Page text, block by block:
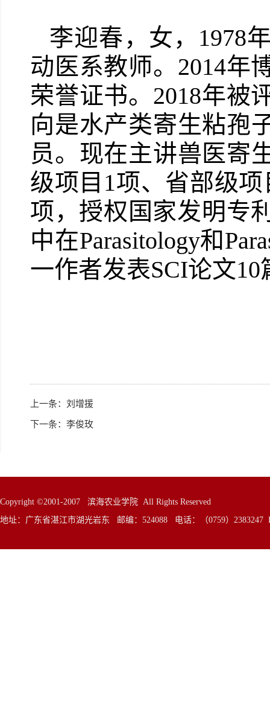
李迎春 ，女，1978
动医系教师。2014年
荣誉证书。2018年被
向是水产类寄生粘孢
员。现在主讲兽医寄
级项目1项、省部级
项，授权国家发明专
中在Parasitology和
一作者发表SCI论文10
上一条： 刘增援
下一条： 李俊玫
Copyright ©2001-2007 滨海农业学院 All Rights Reserved
地址：广东省湛江市湖光岩东 邮编：524088 电话：（0759）2383247